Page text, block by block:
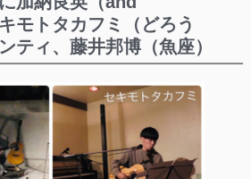
モトタカフミ（どろう
ティ、藤井邦博（魚座）